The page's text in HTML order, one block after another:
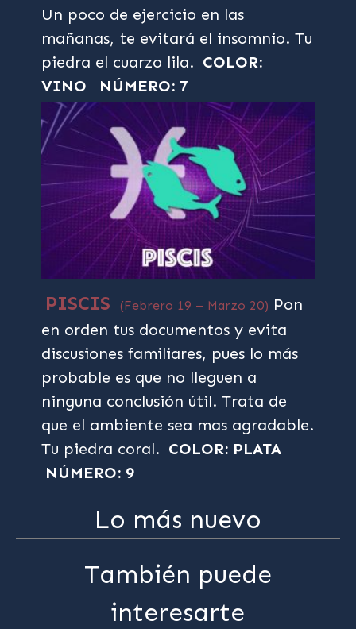
Un poco de ejercicio en las
mañanas, te evitará el insomnio. Tu
piedra el cuarzo lila. COLOR:
VINO
NÚMERO: 7
PISCIS (Febrero 19 – Marzo 20) Pon
en orden tus documentos y evita
discusiones familiares, pues lo más
probable es que no lleguen a
ninguna conclusión útil. Trata de
que el ambiente sea mas agradable.
Tu piedra coral. COLOR: PLATA
NÚMERO: 9
Lo más nuevo
También puede
interesarte